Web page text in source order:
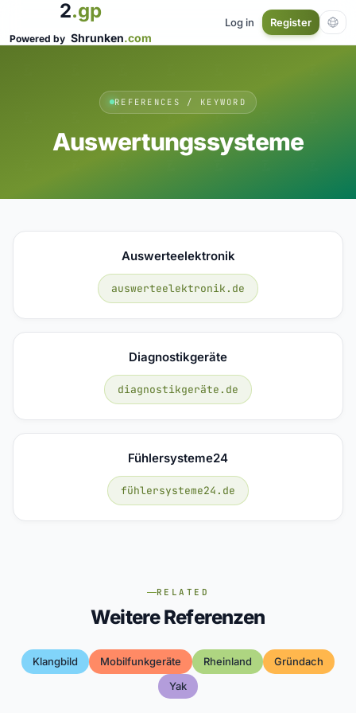
2.gp
Powered by Shrunken.com
Log in Register
REFERENCES / KEYWORD
Auswertungssysteme
Auswerteelektronik
auswerteelektronik.de
Diagnostikgeräte
diagnostikgeräte.de
Fühlersysteme24
fühlersysteme24.de
RELATED
Weitere Referenzen
Klangbild Mobilfunkgeräte Rheinland
Gründach
Yak